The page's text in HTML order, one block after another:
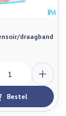
draagband
Bestel